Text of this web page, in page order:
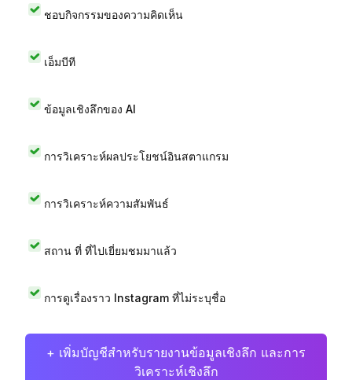
ชอบกิจกรรมของความคิดเห็น
เอ็มบีที
ข้อมูลเชิงลึกของ AI
การวิเคราะห์ผลประโยชน์อินสตาแกรม
การวิเคราะห์ความสัมพันธ์
สถาน ที่ ที่ไปเยี่ยมชมมาแล้ว
การดูเรื่องราว Instagram ที่ไม่ระบุชื่อ
+ เพิ่มบัญชีสำหรับรายงานข้อมูลเชิงลึก และการ
วิเคราะห์เชิงลึก